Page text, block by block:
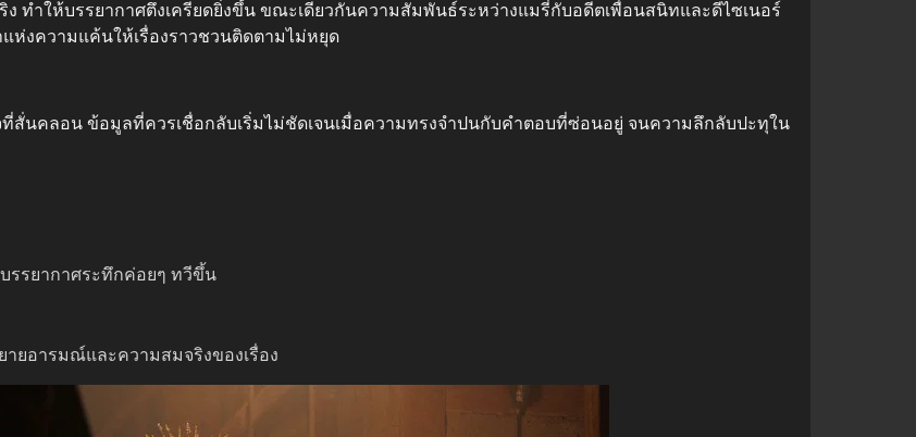
ทำให้บรรยากาศตึงเครียดยิ่งขึ้น ขณะเดียวกันความสัมพันธ์ระหว่างแมรี่กับอดีตเพื่อนสนิทและดีไซเนอร์
แห่งความแค้นให้เรื่องราวชวนติดตามไม่หยุด
ที่สั่นคลอน ข้อมูลที่ควรเชื่อกลับเริ่มไม่ชัดเจนเมื่อความทรงจำปนกับคำตอบที่ซ่อนอยู่ จนความลึกลับปะทุใน
รรยากาศระทึกค่อยๆ ทวีขึ้น
ยอารมณ์และความสมจริงของเรื่อง